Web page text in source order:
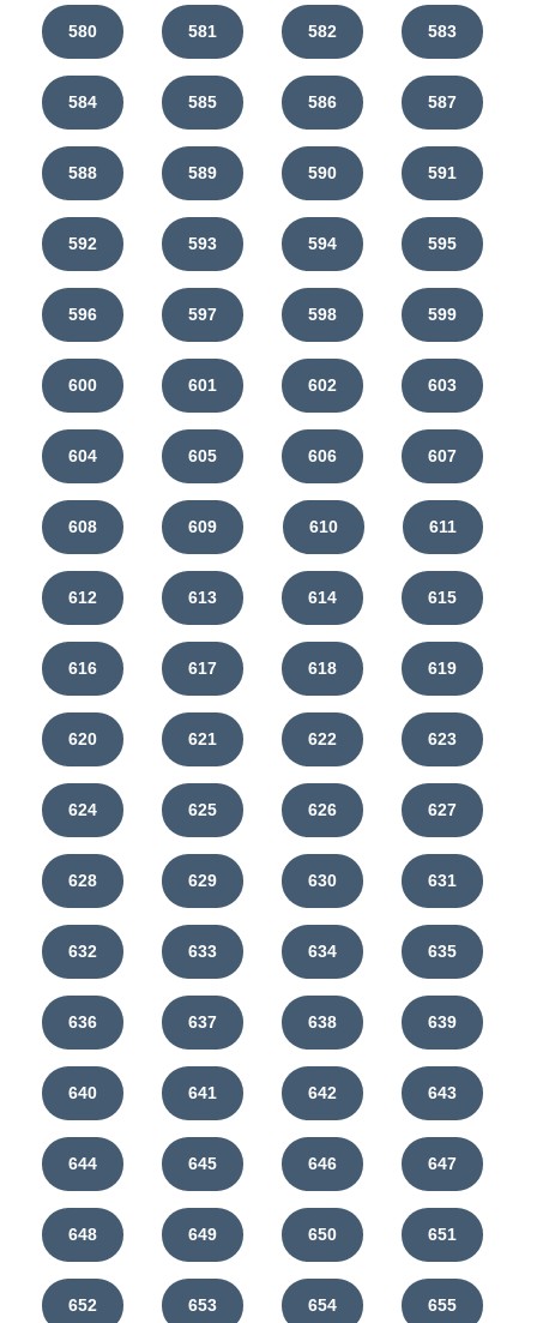
580 581 582 583
584 585 586 587
588 589 590 591
592 593 594 595
596 597 598 599
600 601 602 603
604 605 606 607
608 609 610 611
612 613 614 615
616 617 618 619
620 621 622 623
624 625 626 627
628 629 630 631
632 633 634 635
636 637 638 639
640 641 642 643
644 645 646 647
648 649 650 651
652 653 654 655